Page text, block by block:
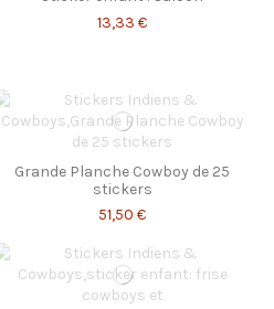
13,33 €
Grande Planche Cowboy de 25
stickers
51,50 €